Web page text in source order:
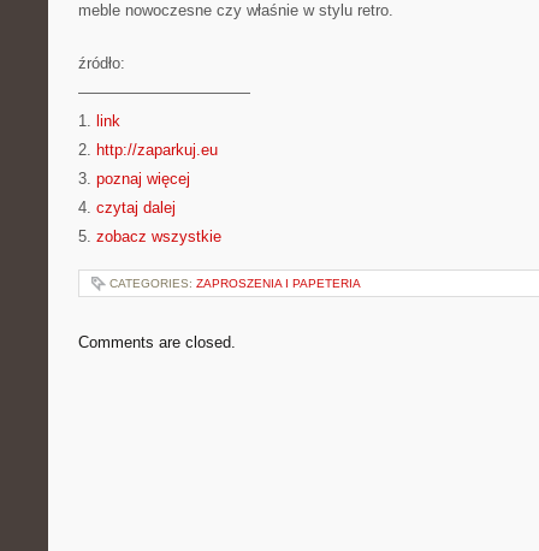
meble nowoczesne czy właśnie w stylu retro.
źródło:
———————————
1. link
2. http://zaparkuj.eu
3. poznaj więcej
4. czytaj dalej
5. zobacz wszystkie
CATEGORIES: ZAPROSZENIA I PAPETERIA
Comments are closed.